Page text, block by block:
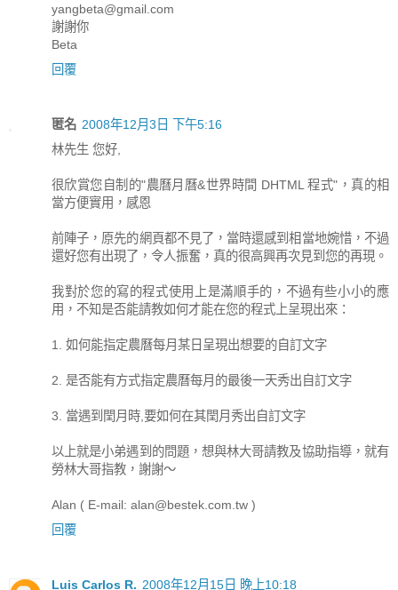
yangbeta@gmail.com
謝謝你
Beta
回覆
匿名 2008年12月3日 下午5:16
林先生 您好,
很欣賞您自制的"農曆月曆&世界時間 DHTML 程式"，真的相
當方便實用，感恩
前陣子，原先的網頁都不見了，當時還感到相當地婉惜，不過
還好您有出現了，令人振奮，真的很高興再次見到您的再現。
我對於您的寫的程式使用上是滿順手的，不過有些小小的應
用，不知是否能請教如何才能在您的程式上呈現出來：
1. 如何能指定農曆每月某日呈現出想要的自訂文字
2. 是否能有方式指定農曆每月的最後一天秀出自訂文字
3. 當遇到閏月時,要如何在其閏月秀出自訂文字
以上就是小弟遇到的問題，想與林大哥請教及協助指導，就有
勞林大哥指教，謝謝～
Alan ( E-mail: alan@bestek.com.tw )
回覆
Luis Carlos R. 2008年12月15日 晚上10:18